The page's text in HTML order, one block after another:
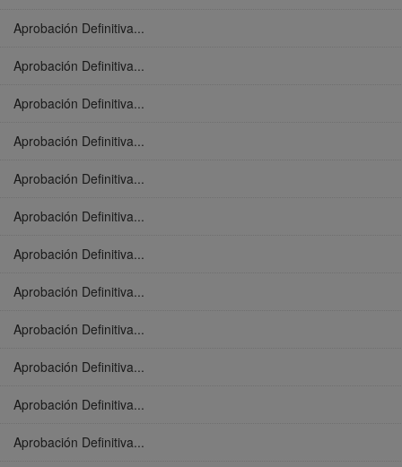
Aprobación Definitiva...
Aprobación Definitiva...
Aprobación Definitiva...
Aprobación Definitiva...
Aprobación Definitiva...
Aprobación Definitiva...
Aprobación Definitiva...
Aprobación Definitiva...
Aprobación Definitiva...
Aprobación Definitiva...
Aprobación Definitiva...
Aprobación Definitiva...